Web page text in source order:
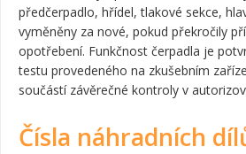
předčerpadlo, hřídel, tlakové sekce,
vyměněny za nové, pokud překročily
opotřebení. Funkčnost čerpadla je
testu provedeného na zkušebním
součástí závěrečné kontroly v
Čísla náhradních